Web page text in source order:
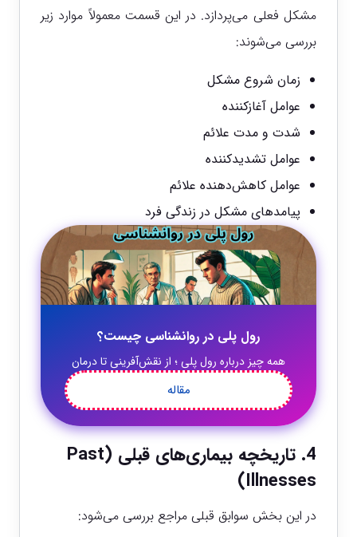
مشکل فعلی می‌پردازد. در این قسمت معمولاً موارد زیر
بررسی می‌شوند:
زمان شروع مشکل
عوامل آغازکننده
شدت و مدت علائم
عوامل تشدیدکننده
عوامل کاهش‌دهنده علائم
پیامدهای مشکل در زندگی فرد
رول پلی در روانشناسی چیست؟
همه چیز درباره رول پلی ؛ از نقش‌آفرینی تا درمان
مقاله
4. تاریخچه بیماری‌های قبلی (Past
Illnesses)
در این بخش سوابق قبلی مراجع بررسی می‌شود: